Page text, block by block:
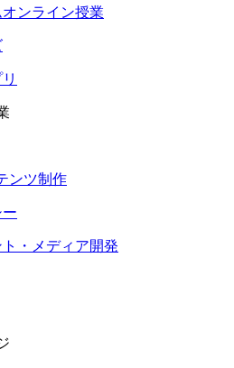
ンライン授業
ンツ制作
・メディア開発